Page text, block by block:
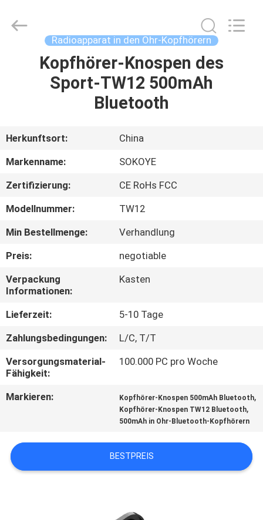
HAUS
ÜBER
UNS
FABRIK-
AUSFLUG
QUALITÄTSKONTROLLE
TRETEN
SIE
MIT
IN
VERBINDUNG
FÄLLE
Electronic
Co.,Ltd.
Radioapparat in den Ohr-Kopfhörern
Kopfhörer-Knospen des
Sport-TW12 500mAh
Bluetooth
Herkunftsort:
China
Markenname:
SOKOYE
Zertifizierung:
CE RoHs FCC
Modellnummer:
TW12
Min Bestellmenge:
Verhandlung
Preis:
negotiable
Verpackung
Informationen:
Kasten
Lieferzeit:
5-10 Tage
Zahlungsbedingungen:
L/C, T/T
Versorgungsmaterial-
Fähigkeit:
100.000 PC pro Woche
Markieren: Kopfhörer-Knospen 500mAh Bluetooth,
Kopfhörer-Knospen TW12 Bluetooth,
500mAh in Ohr-Bluetooth-Kopfhörern
BESTPREIS